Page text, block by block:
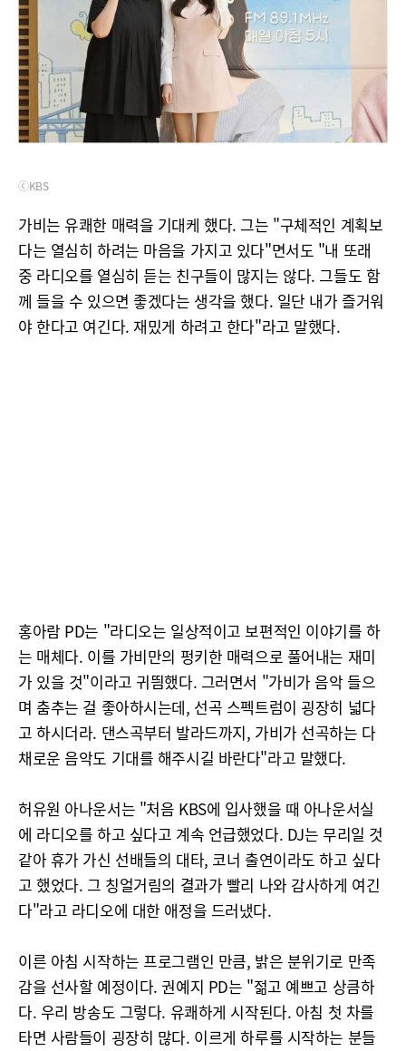
ⓒKBS
가비는 유쾌한 매력을 기대케 했다. 그는 "구체적인 계획보
다는 열심히 하려는 마음을 가지고 있다"면서도 "내 또래
중 라디오를 열심히 듣는 친구들이 많지는 않다. 그들도 함
께 들을 수 있으면 좋겠다는 생각을 했다. 일단 내가 즐거워
야 한다고 여긴다. 재밌게 하려고 한다"라고 말했다.
홍아람 PD는 "라디오는 일상적이고 보편적인 이야기를 하
는 매체다. 이를 가비만의 펑키한 매력으로 풀어내는 재미
가 있을 것"이라고 귀띔했다. 그러면서 "가비가 음악 들으
며 춤추는 걸 좋아하시는데, 선곡 스펙트럼이 굉장히 넓다
고 하시더라. 댄스곡부터 발라드까지, 가비가 선곡하는 다
채로운 음악도 기대를 해주시길 바란다"라고 말했다.
허유원 아나운서는 "처음 KBS에 입사했을 때 아나운서실
에 라디오를 하고 싶다고 계속 언급했었다. DJ는 무리일 것
같아 휴가 가신 선배들의 대타, 코너 출연이라도 하고 싶다
고 했었다. 그 칭얼거림의 결과가 빨리 나와 감사하게 여긴
다"라고 라디오에 대한 애정을 드러냈다.
이른 아침 시작하는 프로그램인 만큼, 밝은 분위기로 만족
감을 선사할 예정이다. 권예지 PD는 "젊고 예쁘고 상큼하
다. 우리 방송도 그렇다. 유쾌하게 시작된다. 아침 첫 차를
타면 사람들이 굉장히 많다. 이르게 하루를 시작하는 분들